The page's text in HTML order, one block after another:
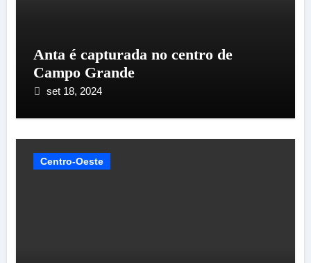
Anta é capturada no centro de
Campo Grande
set 18, 2024
Centro-Oeste